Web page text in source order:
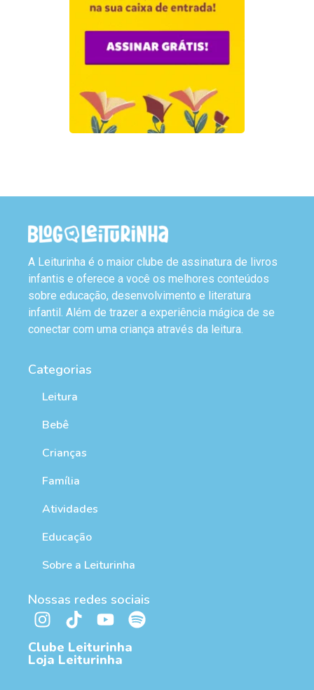
A Leiturinha é o maior clube de assinatura de livros
infantis e oferece a você os melhores conteúdos
sobre educação, desenvolvimento e literatura
infantil. Além de trazer a experiência mágica de se
conectar com uma criança através da leitura.
Categorias
Leitura
Bebê
Crianças
Família
Atividades
Educação
Sobre a Leiturinha
Nossas redes sociais
Clube Leiturinha
Loja Leiturinha